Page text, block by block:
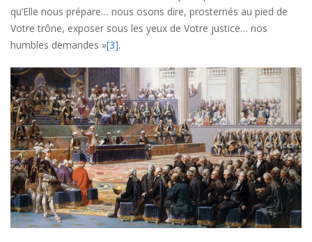
qu’Elle nous prépare… nous osons dire, prosternés au pied de
Votre trône, exposer sous les yeux de Votre justice… nos
humbles demandes »[3].